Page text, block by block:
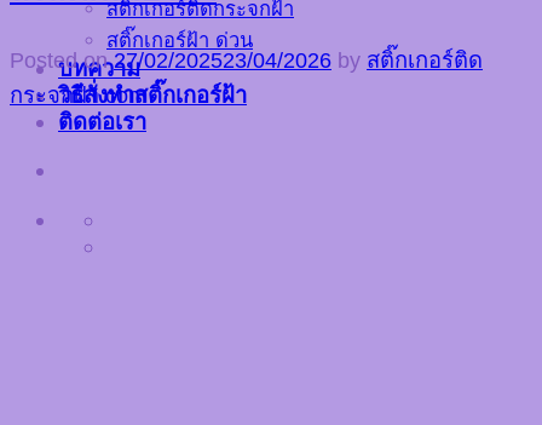
สติ๊กเกอร์ติดกระจกฝ้า
สติ๊กเกอร์ฝ้า ด่วน
บทความ
วิธีสั่งทำสติ๊กเกอร์ฝ้า
ติดต่อเรา
Posted on27/02/202523/04/2026 by สติ๊กเกอร์ติด
กระจกฝ้า.com